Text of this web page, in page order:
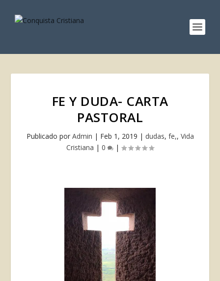
FE Y DUDA- CARTA
PASTORAL
Publicado por Admin | Feb 1, 2019 | dudas, fe,, Vida
Cristiana | 0 |